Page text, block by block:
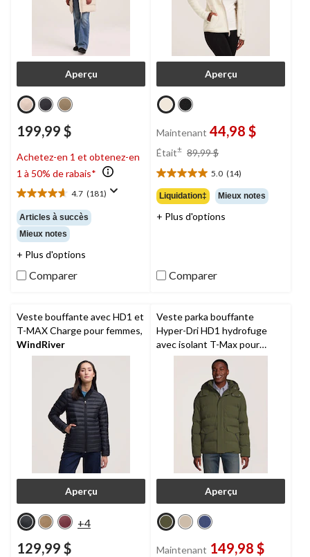
Aperçu
199,99 $
Achetez-en 1 et obtenez-en
1 à 50% de rabais*
4.7 (181)
4.7
étoile(s)
sur
5.
181
Articles à succès
Mieux notes
+ Plus d'options
Comparer
Aperçu
Maintenant 44,98 $
Était± 89,99 $
89,99 $
5.0 (14)
5.0
étoile(s)
sur
5.
Liquidation‡ Mieux notes
+ Plus d'options
Comparer
Veste bouffante avec HD1 et
T-MAX Charge pour femmes,
WindRiver
Aperçu
+4
129,99 $
Veste parka bouffante
Hyper-Dri HD1 hydrofuge
avec isolant T-Max pour
hommes, WindRiver
Aperçu
Maintenant 149,98 $